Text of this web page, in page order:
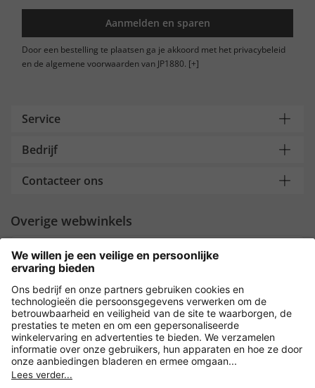
Aanmelden en sparen
Door een bestelling te plaatsen ga je akkoord met het privacybeleid
en de algemene voorwaarden van JP1880. [+]
Service
Bedrijf
Contacteer ons
Overige webwinkels
Nederland
Payment and Delivery
Versleuteling met